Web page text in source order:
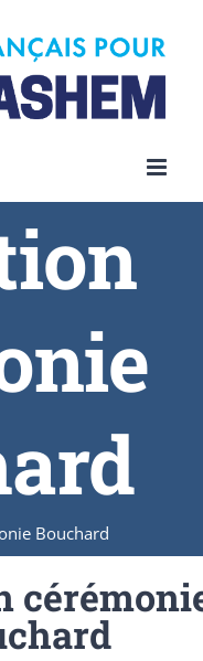
Bouchard